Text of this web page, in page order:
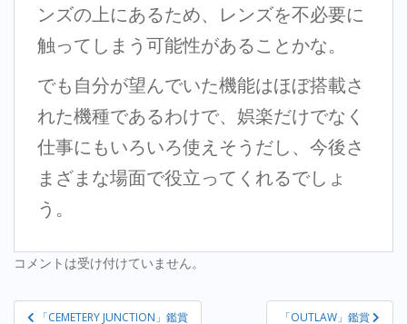
ンズの上にあるため、レンズを不必要に
触ってしまう可能性があることかな。
でも自分が望んでいた機能はほぼ搭載さ
れた機種であるわけで、娯楽だけでなく
仕事にもいろいろ使えそうだし、今後さ
まざまな場面で役立ってくれるでしょ
う。
コメントは受け付けていません。
投 「CEMETERY JUNCTION」鑑賞 「OUTLAW」鑑賞